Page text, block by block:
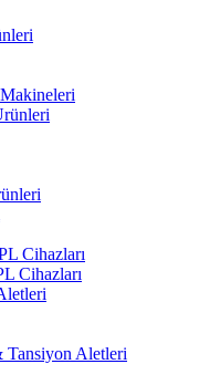
Cihazları
Cihazları
Tansiyon Aletleri